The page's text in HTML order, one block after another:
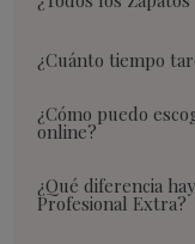
¿Cuánto tiempo
¿Cómo puedo
online?
¿Qué diferencia
Profesional Extra?